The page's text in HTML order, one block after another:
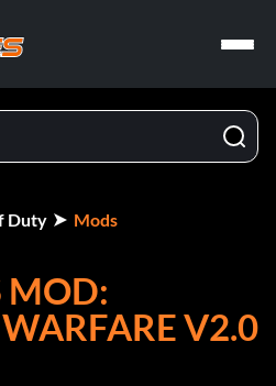
Duty Mods
MOD:
V2.0